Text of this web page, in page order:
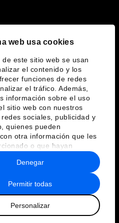
web usa cookies
de este sitio web se usan
el contenido y los
funciones de redes
el tráfico. Además,
información sobre el uso
sitio web con nuestros
sociales, publicidad y
quienes pueden
otra información que les
o que hayan
partir del uso que haya
servicios.
Permitir todas
Personalizar
Denegar
y normas de uso
Mundial